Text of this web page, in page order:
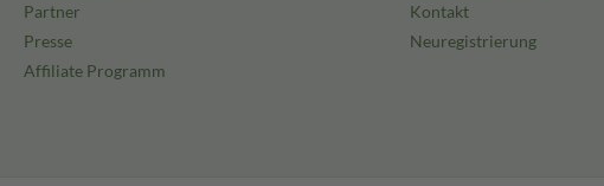
Partner
Presse
Affiliate Programm
Kontakt
Neuregistrierung